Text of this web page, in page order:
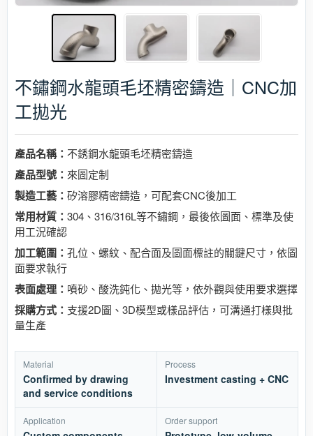
不鏽鋼水龍頭毛坯精密鑄造｜CNC加
工拋光
產品名稱： 不銹鋼水龍頭毛坯精密鑄造
產品型號： 來圖定制
製造工藝： 矽溶膠精密鑄造，可配套CNC後加工
常用材質： 304、316/316L等不鏽鋼，最後依圖面、標準及使
用工況確認
加工範圍： 孔位、螺紋、配合面及圖面標註的關鍵尺寸，依圖
面要求執行
表面處理： 噴砂、酸洗鈍化、拋光等，依外觀與使用要求選擇
採購方式： 支援2D圖、3D模型或樣品評估，可溝通打樣與批
量生產
Material
Confirmed by drawing
and service conditions
Process
Investment casting + CNC
Application Order support